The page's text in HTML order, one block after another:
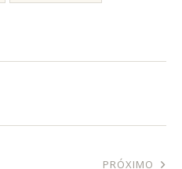
PRÓXIMO